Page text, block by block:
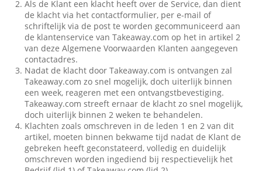
Als de Klant een klacht heeft over de Service, dan dient
de klacht via het contactformulier, per e-mail of
schriftelijk via de post te worden gecommuniceerd aan
de klantenservice van Takeaway.com op het in artikel 2
van deze Algemene Voorwaarden Klanten aangegeven
contactadres.
Nadat de klacht door Takeaway.com is ontvangen zal
Takeaway.com zo snel mogelijk, doch uiterlijk binnen
een week, reageren met een ontvangstbevestiging.
Takeaway.com streeft ernaar de klacht zo snel mogelijk,
doch uiterlijk binnen 2 weken te behandelen.
Klachten zoals omschreven in de leden 1 en 2 van dit
artikel, moeten binnen bekwame tijd nadat de Klant de
gebreken heeft geconstateerd, volledig en duidelijk
omschreven worden ingediend bij respectievelijk het